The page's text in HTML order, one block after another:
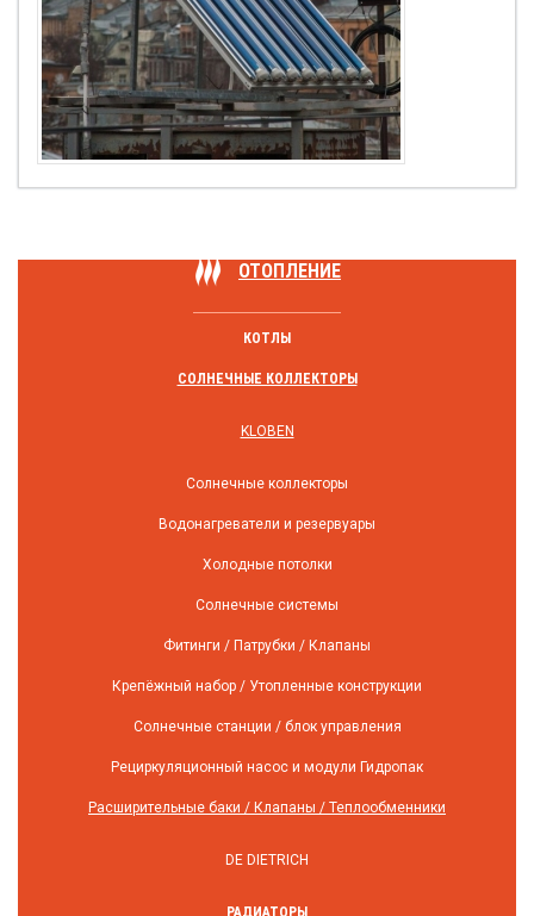
ОТОПЛЕНИЕ
КОТЛЫ
СОЛНЕЧНЫЕ КОЛЛЕКТОРЫ
KLOBEN
Солнечные коллекторы
Водонагреватели и резервуары
Холодные потолки
Солнечные системы
Фитинги / Патрубки / Клапаны
Крепёжный набор / Утопленные конструкции
Солнечные станции / блок управления
Рециркуляционный насос и модули Гидропак
Расширительные баки / Клапаны / Теплообменники
DE DIETRICH
РАДИАТОРЫ